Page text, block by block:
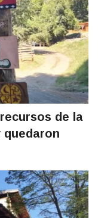
de la
quedaron